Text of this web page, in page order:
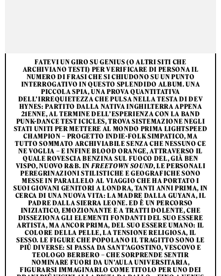
FATEVI UN GIRO SU GENIUS (O ALTRI SITI CHE
ARCHIVIANO TESTI) PER VERIFICARE DI PERSONA IL
NUMERO DI FRASI CHE SI CHIUDONO SU UN PUNTO
INTERROGATIVO IN QUESTO SPLENDIDO ALBUM. UNA
PICCOLA SPIA, UNA PROVA QUANTITATIVA
DELL’IRREQUIETEZZA CHE PULSA NELLA TESTA DI DEV
HYNES: PARTITO DALLA NATIVA INGHILTERRA APPENA
21ENNE, AL TERMINE DELL’ESPERIENZA CON LA BAND
PUNK-DANCE TEST ICICLES, TROVA SISTEMAZIONE NEGLI
STATI UNITI PER METTERE AL MONDO PRIMA LIGHTSPEED
CHAMPION – PROGETTO INDIE-FOLK SIMPATICO, MA
TUTTO SOMMATO ARCHIVIABILE SENZA CHE NESSUNO CE
NE VOGLIA – E INFINE BLOOD ORANGE, ATTRAVERSO IL
QUALE ROVESCIA BENZINA SUL FUOCO DEL, GIÀ BEN
VISPO, NUOVO R&B. INFREETOWN SOUND, LE PERSONALI
PEREGRINAZIONI STILISTICHE E GEOGRAFICHE SONO
MESSE IN PARALLELO AL VIAGGIO CHE HA PORTATO I
SUOI GIOVANI GENITORI A LONDRA, TANTI ANNI PRIMA, IN
CERCA DI UNA NUOVA VITA: LA MADRE DALLA GUYANA, IL
PADRE DALLA SIERRA LEONE. ED È UN PERCORSO
INIZIATICO, EMOZIONANTE E A TRATTI DOLENTE, CHE
DISSEZIONA GLI ELEMENTI FONDANTI DEL SUO ESSERE
ARTISTA, MA ANCOR PRIMA, DEL SUO ESSERE UMANO: IL
COLORE DELLA PELLE, LA TENSIONE RELIGIOSA, IL
SESSO. LE FIGURE CHE POPOLANO IL TRAGITTO SONO LE
PIÙ DIVERSE: SI PASSA DA SANT’AGOSTINO, VESCOVO E
TEOLOGO BERBERO – CHE SORPRENDE SENTIR
NOMINARE FUORI DA UN’AULA UNIVERSITARIA,
FIGURARSI IMMAGINARLO COME TITOLO PER UNO DEI